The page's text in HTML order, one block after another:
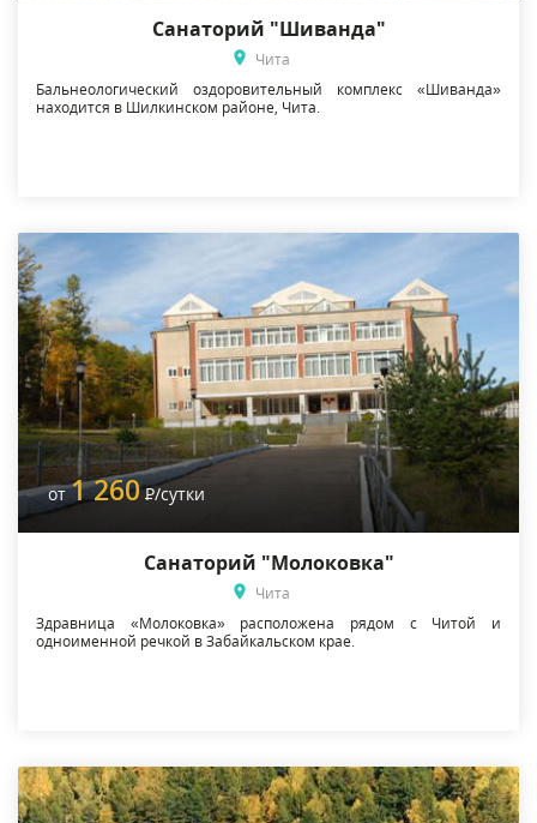
Санаторий "Шиванда"
Чита
Бальнеологический оздоровительный комплекс «Шиванда»
находится в Шилкинском районе, Чита.
от1 260 Р/сутки
Санаторий "Молоковка"
Чита
Здравница «Молоковка» расположена рядом с Читой и
одноименной речкой в Забайкальском крае.